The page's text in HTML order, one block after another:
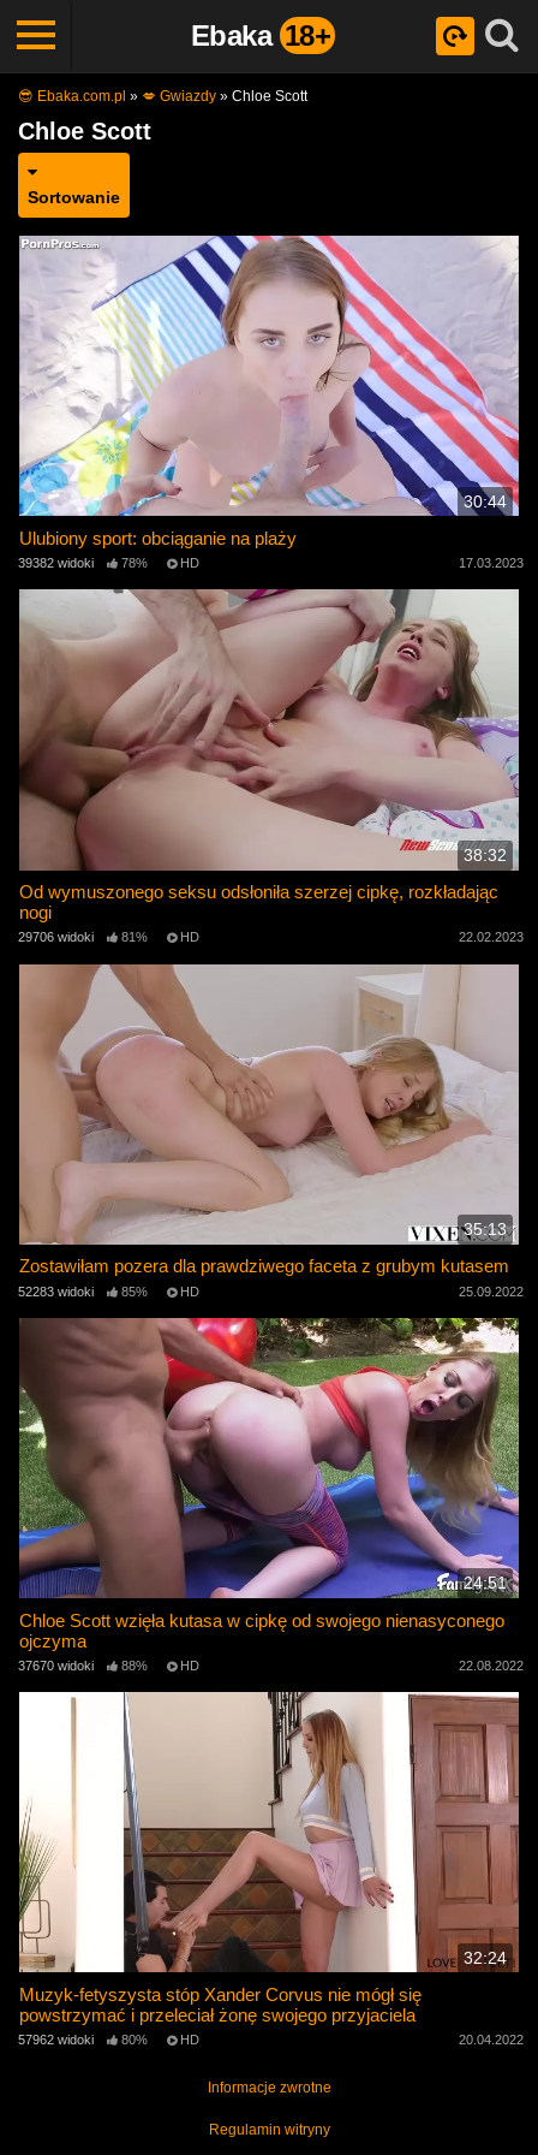
Ebaka 18+
😎 Ebaka.com.pl » 💋 Gwiazdy » Chloe Scott
Chloe Scott
Sortowanie
30:44
Ulubiony sport: obciąganie na plaży
39382 widoki 78% HD 17.03.2023
38:32
Od wymuszonego seksu odsłoniła szerzej cipkę, rozkładając
nogi
29706 widoki 81% HD 22.02.2023
35:13
Zostawiłam pozera dla prawdziwego faceta z grubym kutasem
52283 widoki 85% HD 25.09.2022
24:51
Chloe Scott wzięła kutasa w cipkę od swojego nienasyconego
ojczyma
37670 widoki 88% HD 22.08.2022
32:24
Muzyk-fetyszysta stóp Xander Corvus nie mógł się
powstrzymać i przeleciał żonę swojego przyjaciela
57962 widoki 80% HD 20.04.2022
Informacje zwrotne
Regulamin witryny